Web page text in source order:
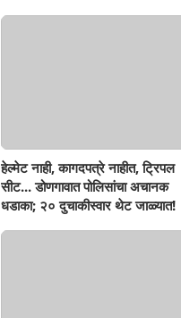
हेल्मेट नाही, कागदपत्रे नाहीत, ट्रिपल
सीट... डोणगावात पोलिसांचा अचानक
धडाका; २० दुचाकीस्वार थेट जाळ्यात!